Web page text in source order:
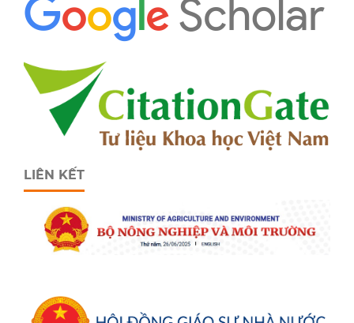
LIÊN KẾT